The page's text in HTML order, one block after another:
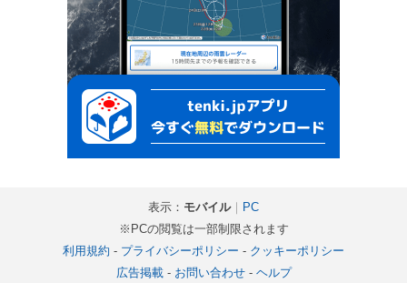
表示： モバイル｜ PC
※PCの閲覧は一部制限されます
利用規約 - プライバシーポリシー - クッキーポリシー
広告掲載- お問い合わせ- ヘルプ